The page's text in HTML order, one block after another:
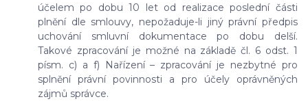
účelem po dobu 10 let od realizace poslední části
plnění dle smlouvy, nepožaduje-li jiný právní předpis
uchování smluvní dokumentace po dobu delší.
Takové zpracování je možné na základě čl. 6 odst. 1
písm. c) a f) Nařízení – zpracování je nezbytné pro
splnění právní povinnosti a pro účely oprávněných
zájmů správce.